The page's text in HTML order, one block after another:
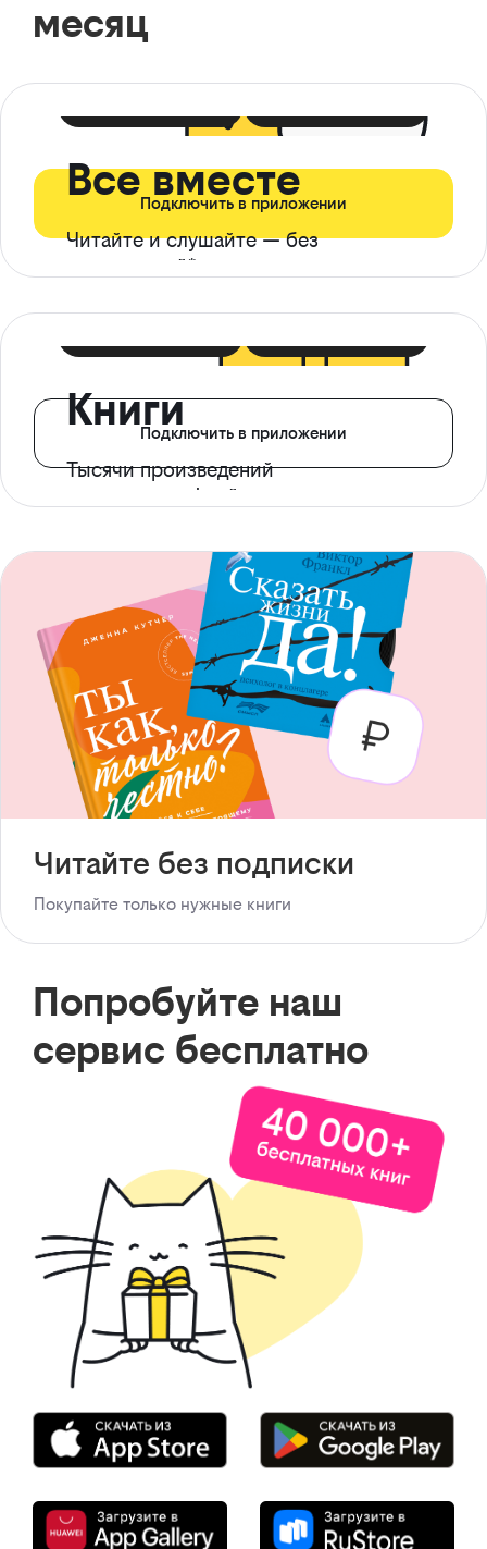
месяц
Все вместе
Читайте и слушайте — без
ограничений*
Подключить в приложении
Книги
Тысячи произведений
с доступом офлайн
Подключить в приложении
Читайте без подписки
Покупайте только нужные книги
Попробуйте наш
сервис бесплатно